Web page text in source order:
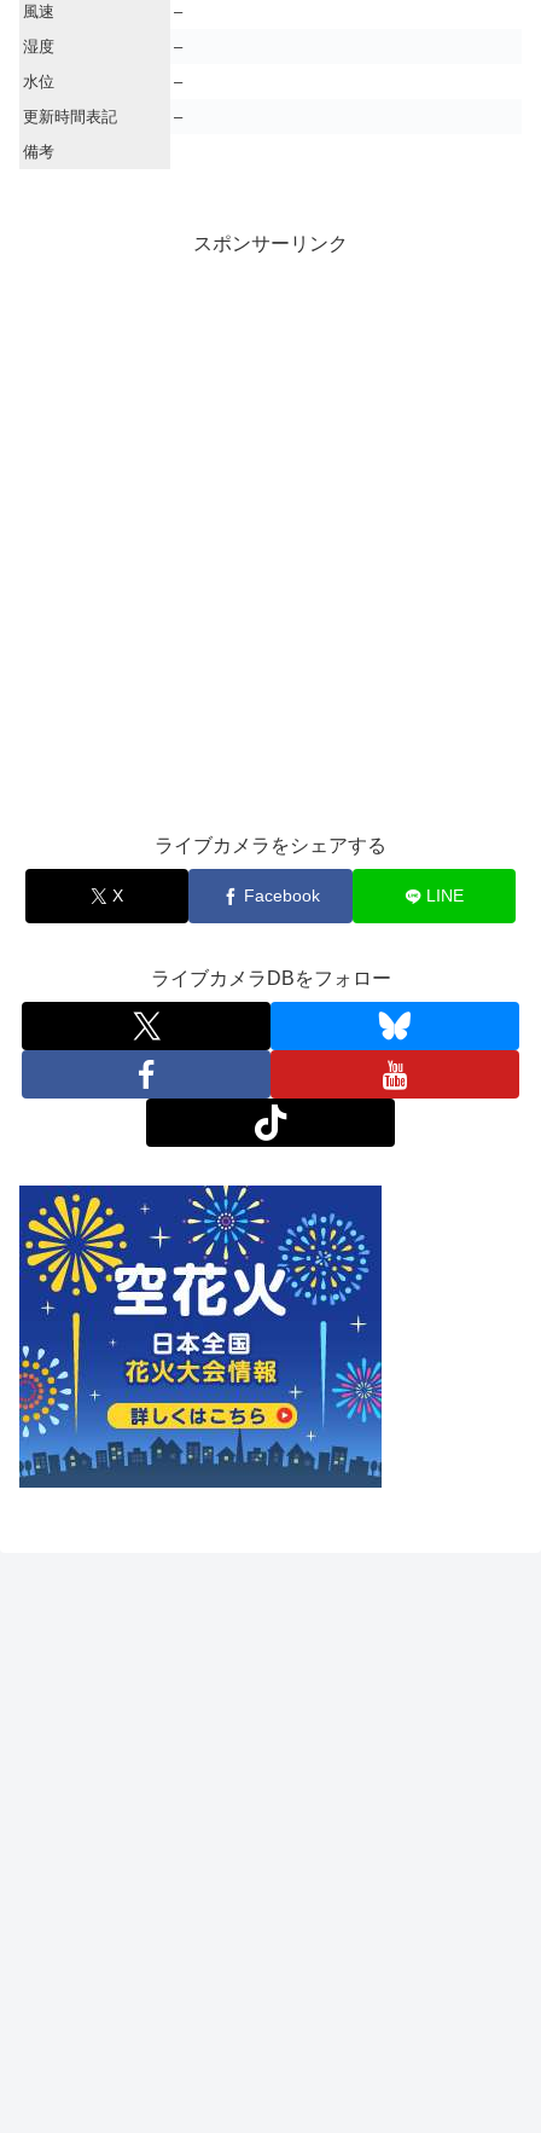
風速
–
湿度
–
水位
–
更新時間表記
–
備考
スポンサーリンク
ライブカメラをシェアする
X Facebook LINE
ライブカメラDBをフォロー